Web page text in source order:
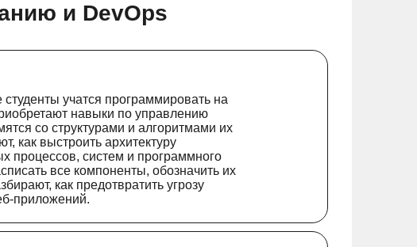
и DevOps
студенты учатся программировать на
навыки по управлению
со структурами и алгоритмами их
как выстроить архитектуру
процессов, систем и программного
все компоненты, обозначить их
как предотвратить угрозу
приложений.